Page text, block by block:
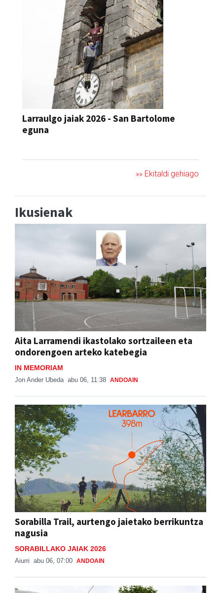
Larraulgo jaiak 2026 - San Bartolome
eguna
»» Ekitaldi gehiago
Ikusienak
Aita Larramendi ikastolako sortzaileen eta
ondorengoen arteko katebegia
IN MEMORIAM
Jon Ander Ubeda abu 06, 11:38 ANDOAIN
Sorabilla Trail, aurtengo jaietako berrikuntza
nagusia
SORABILLAKO JAIAK 2026
Aiurri abu 06, 07:00 ANDOAIN